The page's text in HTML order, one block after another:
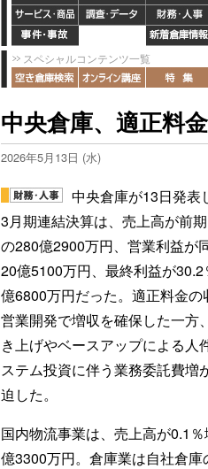
スペシャルコンテンツ一覧
中央倉庫、適正料
2026年5月13日 (水)
中央倉庫が13日発表
3月期連結決算は、売上高が前
の280億2900万円、営業利益が
20億5100万円、最終利益が30.2
億6800万円だった。適正料金の
営業開発で増収を確保した一方
き上げやベースアップによる人
ステム投資に伴う業務委託費増
迫した。
国内物流事業は、売上高が0.1
億3300万円。倉庫業は自社倉